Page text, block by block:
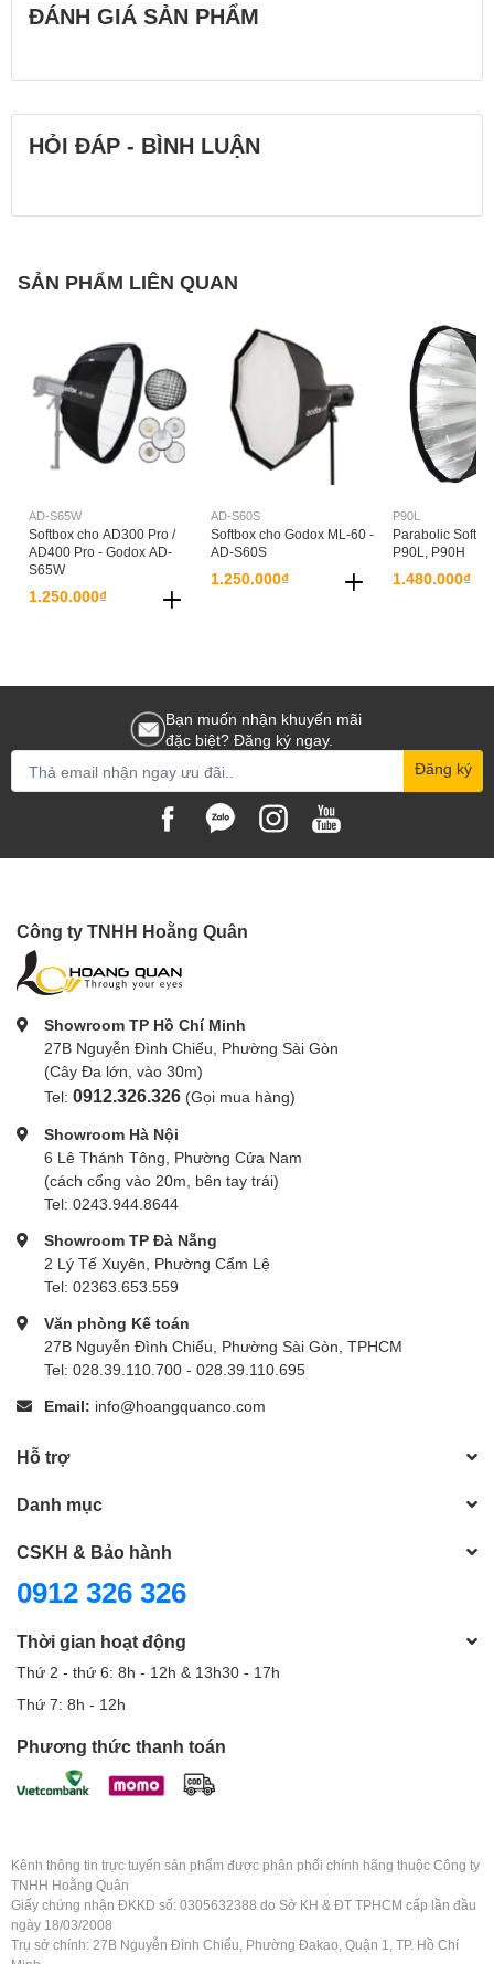
ĐÁNH GIÁ SẢN PHẨM
HỎI ĐÁP - BÌNH LUẬN
SẢN PHẨM LIÊN QUAN
AD-S65W
Softbox cho AD300 Pro /
AD400 Pro - Godox AD-
S65W
1.250.000₫
AD-S60S
Softbox cho Godox ML-60 -
AD-S60S
1.250.000₫
P90L
Parabolic
P90L, P90H
1.480.000₫
Bạn muốn nhận khuyến mãi
đặc biệt? Đăng ký ngay.
Đăng ký
Công ty TNHH Hoằng Quân
Showroom TP Hồ Chí Minh
27B Nguyễn Đình Chiểu, Phường Sài Gòn
(Cây Đa lớn, vào 30m)
Tel: 0912.326.326 (Gọi mua hàng)
Showroom Hà Nội
6 Lê Thánh Tông, Phường Cửa Nam
(cách cổng vào 20m, bên tay trái)
Tel: 0243.944.8644
Showroom TP Đà Nẵng
2 Lý Tế Xuyên, Phường Cẩm Lệ
Tel: 02363.653.559
Văn phòng Kế toán
27B Nguyễn Đình Chiểu, Phường Sài Gòn, TPHCM
Tel: 028.39.110.700 - 028.39.110.695
Email: info@hoangquanco.com
Hỗ trợ
Danh mục
CSKH & Bảo hành
0912 326 326
Thời gian hoạt động
Thứ 2 - thứ 6: 8h - 12h & 13h30 - 17h
Thứ 7: 8h - 12h
Phương thức thanh toán
Kênh thông tin trực tuyến sản phẩm được phân phối chính hãng thuộc Công ty
TNHH Hoằng Quân
Giấy chứng nhận ĐKKD số: 0305632388 do Sở KH & ĐT TPHCM cấp lần đầu
ngày 18/03/2008
Trụ sở chính: 27B Nguyễn Đình Chiểu, Phường Đakao, Quận 1, TP. Hồ Chí